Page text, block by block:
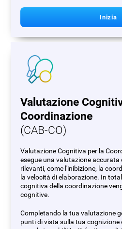
Inizia
Valutazione
Coordinazione
(CAB-CO)
Valutazione Cognitiva per la
esegue una valutazione accurata
rilevanti, come l'inibizione, la
la velocità di elaborazione. In
cognitiva della coordinazione
cognitive.
Completando la tua valutazione
punti di vista sulla tua cognizione